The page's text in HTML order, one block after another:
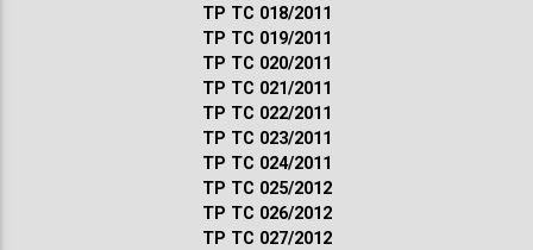
ТР ТС 018/2011
ТР ТС 019/2011
ТР ТС 020/2011
ТР ТС 021/2011
ТР ТС 022/2011
ТР ТС 023/2011
ТР ТС 024/2011
ТР ТС 025/2012
ТР ТС 026/2012
ТР ТС 027/2012